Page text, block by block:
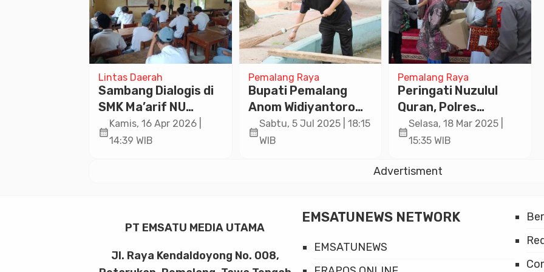
Lintas Daerah
Sambang Dialogis di
SMK Ma’arif NU
Kajen,
Bhabinkamtibmas
calendar_month
Kamis, 16 Apr 2026 |
14:39 WIB
Pemalang Raya
Bupati Pemalang
Anom Widiyantoro
Bersih-Bersih Kolam
Renang Olympic
calendar_month
Sabtu, 5 Jul 2025 | 18:15
WIB
Pemalang Raya
Peringati Nuzulul
Quran, Polres
Pekalongan Gelar
Santunan kepada
calendar_month
Selasa, 18 Mar 2025 |
15:35 WIB
Advertisment
PT EMSATU MEDIA UTAMA
Jl. Raya Kendaldoyong No. 008,
EMSATUNEWS NETWORK
EMSATUNEWS